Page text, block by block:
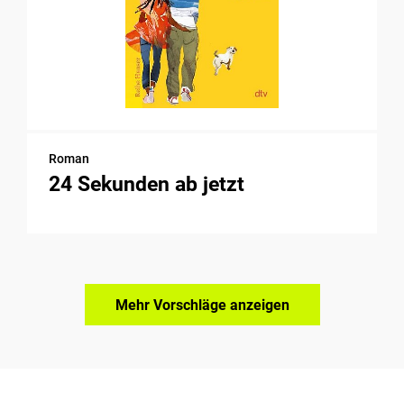
Roman
24 Sekunden ab jetzt
Mehr Vorschläge anzeigen